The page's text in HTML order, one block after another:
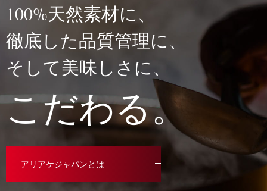
100%天然素材に、
徹底した品質管理に、
そして美味しさに、
こだわる。
アリアケジャパンとは